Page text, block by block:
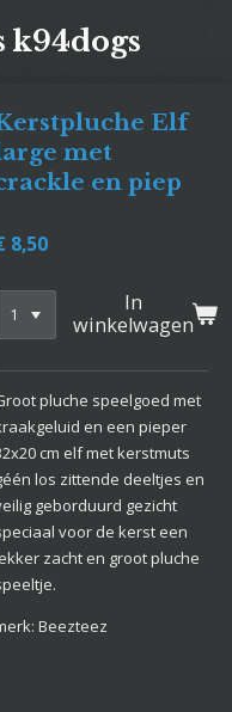
k94dogs
Elf
met
en piep
8,50
In
winkelwagen
pluche speelgoed met
en een pieper
cm elf met kerstmuts
los zittende deeltjes en
geborduurd gezicht
voor de kerst een
zacht en groot pluche
Beezteez